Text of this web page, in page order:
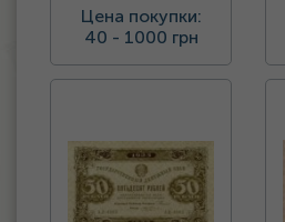
Цена покупки:
40 - 1000 грн